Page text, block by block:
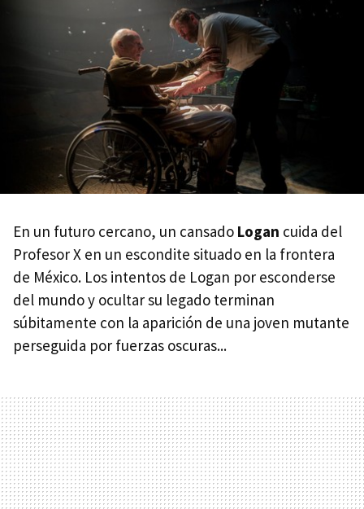
En un futuro cercano, un cansado Logan cuida del
Profesor X en un escondite situado en la frontera
de México. Los intentos de Logan por esconderse
del mundo y ocultar su legado terminan
súbitamente con la aparición de una joven mutante
perseguida por fuerzas oscuras...